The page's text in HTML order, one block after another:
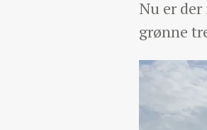
Nu er
grønne